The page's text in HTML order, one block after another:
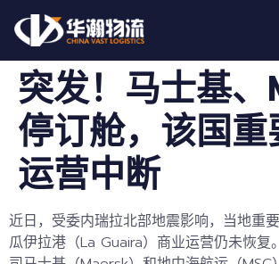
突发！马士基、
停订舱，该国重
运营中断
近日，受委内瑞拉北部地震影响，当地重
瓜伊拉港（La Guaira）商业运营仍未恢复